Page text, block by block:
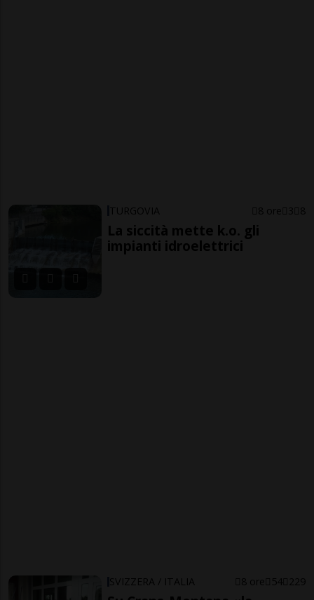
TURGOVIA 8 ore 3 8
La siccità mette k.o. gli
impianti idroelettrici
SVIZZERA / ITALIA 8 ore 54 229